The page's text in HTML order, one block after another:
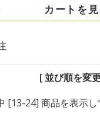
カートを
[ 並び順を変
[13-24] 商品を表示し